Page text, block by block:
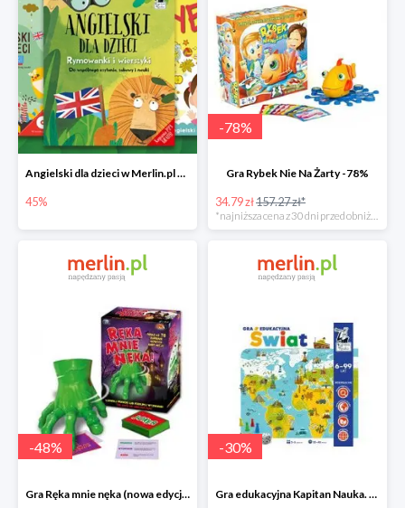
Angielski dla dzieci w Merlin.pl do -45%
45%
-78%
Gra Rybek Nie Na Żarty -78%
34.79 zł157.27 zł*
*najniższa cena z 30 dni przed obniżką
-48%
Gra Ręka mnie nęka (nowa edycja) -49%
-30%
Gra edukacyjna Kapitan Nauka. Świat -31%